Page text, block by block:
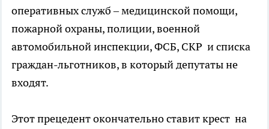
оперативных служб – медицинской помощи,
пожарной охраны, полиции, военной
автомобильной инспекции, ФСБ, СКР и списка
граждан-льготников, в который депутаты не
входят.
Этот прецедент окончательно ставит крест на